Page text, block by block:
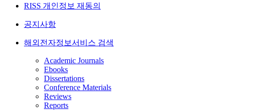
RISS 개인정보 재동의
공지사항
해외전자정보서비스 검색
Academic Journals
Ebooks
Dissertations
Conference Materials
Reviews
Reports